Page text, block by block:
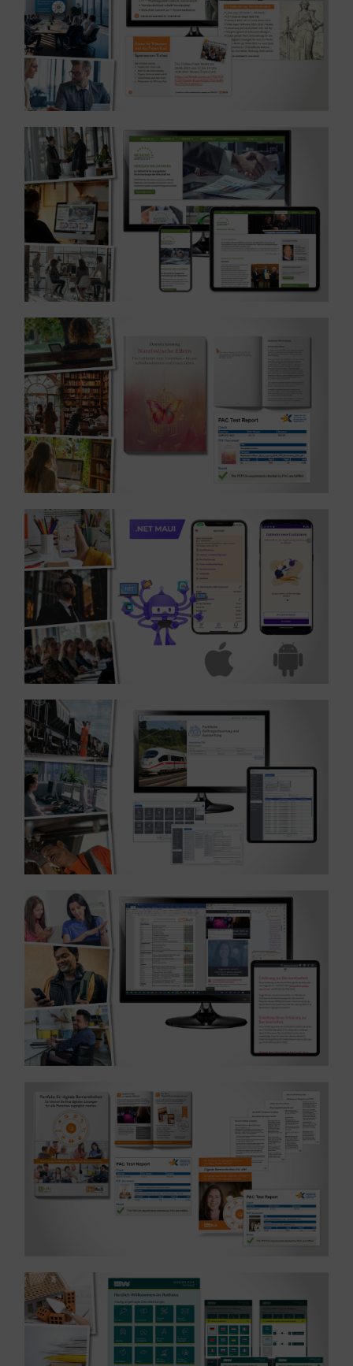
Referenz: Re-Design und Umsetzung WordPress-Seite –
Branche Wirtschaft
MEHR ERFAHREN ...
Referenz: Cover-Design und Buchsatz – Branche Verlag
MEHR ERFAHREN ...
Referenz: Multiplattform App-Entwicklung – Branche
Bildung
MEHR ERFAHREN ...
Referenz: UI Re-Design und Umsetzung in WPF –
Branche Personenverkehr
MEHR ERFAHREN ...
Referenz: BITV Test – Branche IT
MEHR ERFAHREN ...
Referenz: Barrierefreie PDFs – Branche IT
MEHR ERFAHREN ...
Referenz: Prototyping – Branche Öffentliche Hand
MEHR ERFAHREN ...